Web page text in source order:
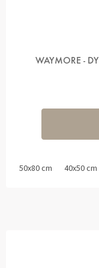
WAYMORE -
50x80 cm 40x50 cm